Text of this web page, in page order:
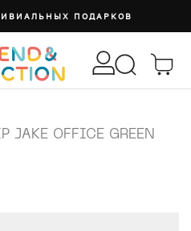
ПОДАРКОВ
JAKE OFFICE GREEN